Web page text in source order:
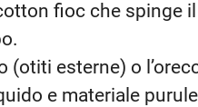
fioc che spinge
esterne) o
e materiale